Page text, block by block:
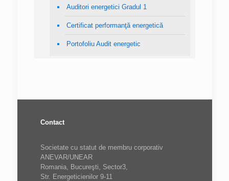
Auditori energetici Gradul 1
Certificat performanţă energetică
Portofoliu Audit energetic
Contact
Societate cu statut de membru corporativ
ANEVAR/UNEAR
Romania, Bucureşti, Sector3,
Str. Energeticienilor 9-11